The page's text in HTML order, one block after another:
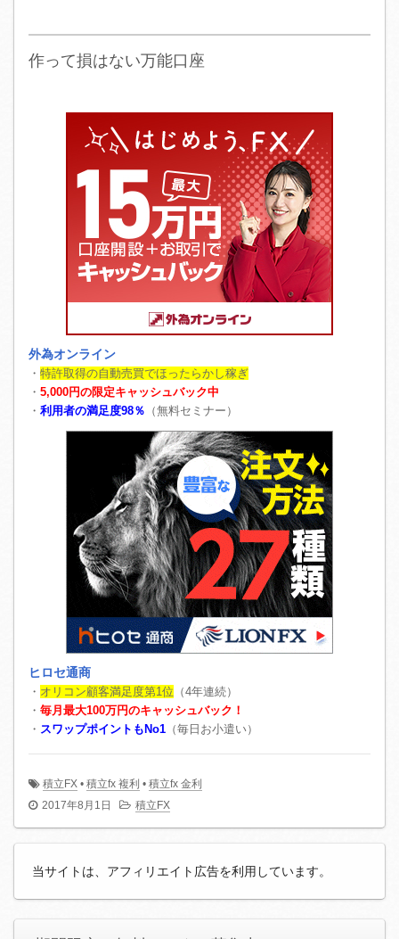
作って損はない万能口座
外為オンライン
・ 特許取得の自動売買でほったらかし稼ぎ
・ 5,000円の限定キャッシュバック中
・ 利用者の満足度98％ （無料セミナー）
ヒロセ通商
・ オリコン顧客満足度第1位 （4年連続）
・ 毎月最大100万円のキャッシュバック！
・ スワップポイントもNo1 （毎日お小遣い）
積立FX • 積立fx 複利 • 積立fx 金利
2017年8月1日
積立FX
当サイトは、アフィリエイト広告を利用しています。